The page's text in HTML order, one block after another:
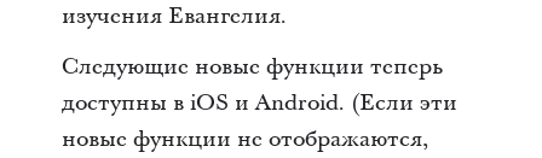
изучения Евангелия.
Следующие новые функции теперь
доступны в iOS и Android. (Если эти
новые функции не отображаются,